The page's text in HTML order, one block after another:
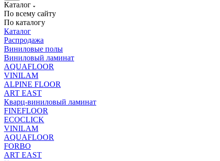
Каталог
По всему сайту
По каталогу
Каталог
Распродажа
Виниловые полы
Виниловый ламинат
AQUAFLOOR
VINILAM
ALPINE FLOOR
ART EAST
Кварц-виниловый ламинат
FINEFLOOR
ECOCLICK
VINILAM
AQUAFLOOR
FORBO
ART EAST